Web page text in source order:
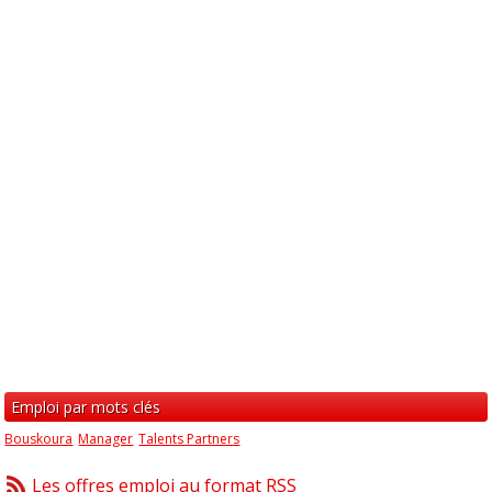
Emploi par mots clés
Bouskoura Manager Talents Partners
Les offres emploi au format RSS